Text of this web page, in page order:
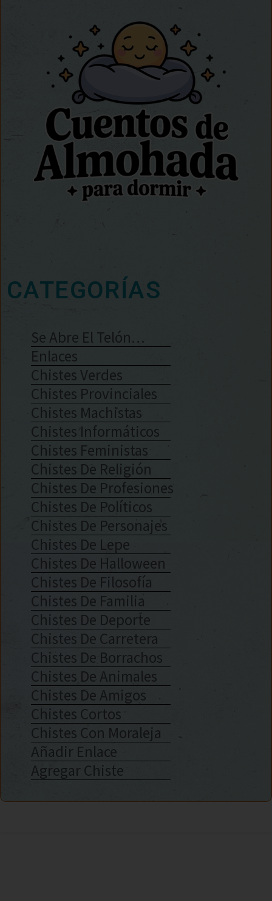
CATEGORÍAS
Se Abre El Telón…
Enlaces
Chistes Verdes
Chistes Provinciales
Chistes Machistas
Chistes Informáticos
Chistes Feministas
Chistes De Religión
Chistes De Profesiones
Chistes De Políticos
Chistes De Personajes
Chistes De Lepe
Chistes De Halloween
Chistes De Filosofía
Chistes De Familia
Chistes De Deporte
Chistes De Carretera
Chistes De Borrachos
Chistes De Animales
Chistes De Amigos
Chistes Cortos
Chistes Con Moraleja
Añadir Enlace
Agregar Chiste